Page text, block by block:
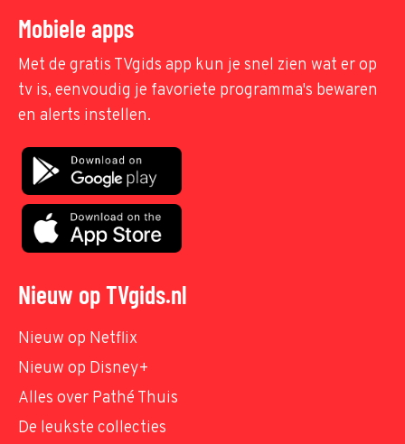
Mobiele apps
Met de gratis TVgids app kun je snel zien wat er op
tv is, eenvoudig je favoriete programma's bewaren
en alerts instellen.
Nieuw op TVgids.nl
Nieuw op Netflix
Nieuw op Disney+
Alles over Pathé Thuis
De leukste collecties